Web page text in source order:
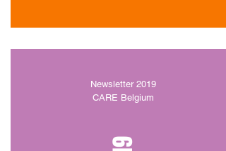
Newsletter 2019
CARE Belgium